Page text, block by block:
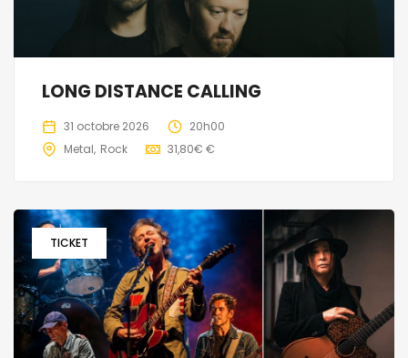
LONG DISTANCE CALLING
31 octobre 2026
20h00
Metal Rock 31,80€ €
TICKET